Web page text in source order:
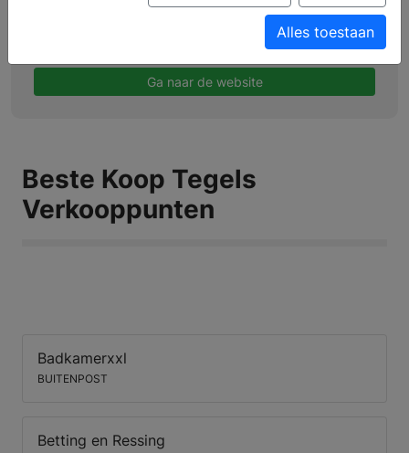
Verkooppunten
Brochure aanvragen
Ga naar de website
Beste Koop Tegels
Verkooppunten
Badkamerxxl
BUITENPOST
Betting en Ressing
Alles toestaan